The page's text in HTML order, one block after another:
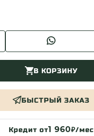
В КОРЗИНУ
БЫСТРЫЙ ЗАКАЗ
Кредит от1 960₽/мес